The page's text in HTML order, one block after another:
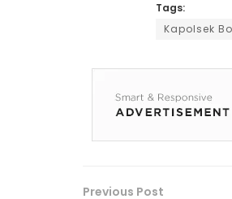
Tags:
Kapolsek
Previous Post